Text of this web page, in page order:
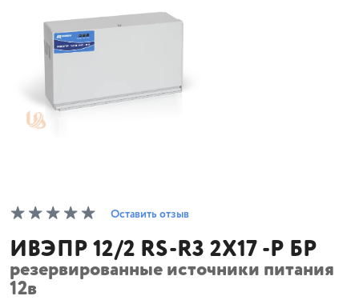
Оставить отзыв
ИВЭПР 12/2 RS-R3 2Х17 -Р БР
резервированные источники питания
12в